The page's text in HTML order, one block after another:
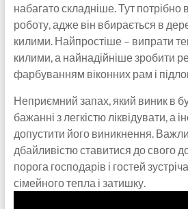
набагато складніше. Тут потрібно
роботу, адже він вбирається в
килими. Найпростіше – випрати
килими, а найнадійніше зробити
фарбуванням віконних рам і
Неприємний запах, який виник в
бажанні з легкістю ліквідувати, а
допустити його виникнення.
дбайливістю ставитися до свого
порога господарів і гостей
сімейного тепла і затишку.